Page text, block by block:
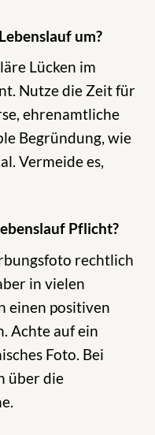
um?
Lücken im
Nutze die Zeit für
ehrenamtliche
Begründung, wie
Vermeide es,
Pflicht?
rechtlich
in vielen
einen positiven
Achte auf ein
Foto. Bei
über die